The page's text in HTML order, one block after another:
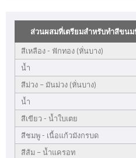
ส่วนผสมที่เตรียมสำหรับทำสีขนม
สีเหลือง - ฟักทอง (หั่นบาง)
น้ำ
สีม่วง – มันม่วง (หั่นบาง)
น้ำ
สีเขียว - น้ำใบเตย
สีชมพู - เนื้อแก้วมังกรบด
สีส้ม – น้ำแครอท